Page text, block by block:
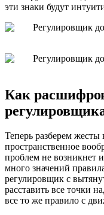
эти знаки будут
Как
Теперь разберем жесты
пространственное
проблем не возникнет
много значений
регулировщик с
расставить все точки
все то же правило с